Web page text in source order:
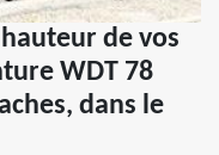
de vos
WDT 78
dans le